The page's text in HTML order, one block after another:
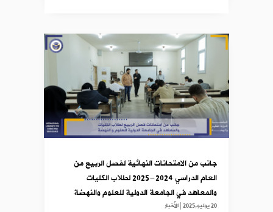
جانب من الامتحانات النهائية لفصل الربيع من
العام الدراسي 2024-2025 لطلاب الكليات
والمعاهد في الجامعة الدولية للعلوم والنهضة
20 يوليو,2025 |الأخبار